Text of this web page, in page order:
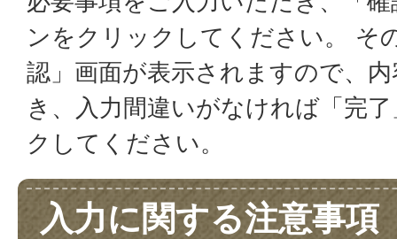
ンをクリックしてください。 そ
認」画面が表示されますので、
き、入力間違いがなければ「完
クしてください。
入力に関する注意事項